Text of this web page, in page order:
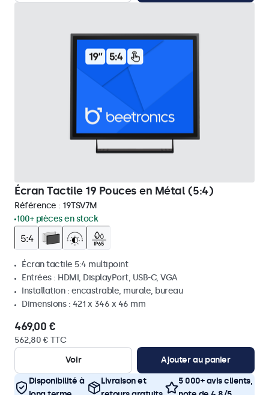
Écran Tactile 19 Pouces en Métal (5:4)
Référence : 19TSV7M
100+ pièces en stock
Écran tactile 5:4 multipoint
Entrées : HDMI, DisplayPort, USB-C, VGA
Installation : encastrable, murale, bureau
Dimensions : 421 x 346 x 46 mm
469,00 €
562,80 € TTC
Voir
Ajouter au panier
Disponibilité à
Livraison et
5 000+ avis clients,